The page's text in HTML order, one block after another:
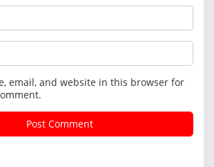
email, and website in this browser for